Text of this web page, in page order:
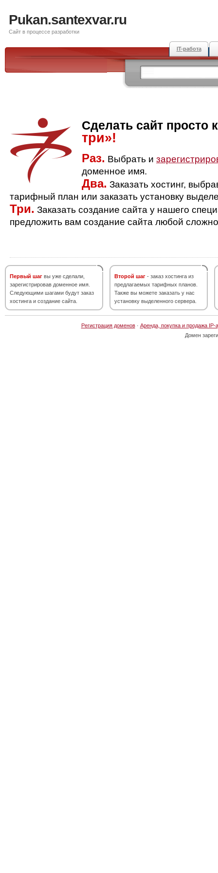
Pukan.santexvar.ru
Сайт в процессе разработки
IT-работа
Сделать сайт просто
три»!
Раз. Выбрать и
доменное имя.
Два. Заказать хостинг,
тарифный план или заказать установку
Три. Заказать создание сайта у нашего
предложить вам создание сайта любой
Первый шаг вы уже сделали,
зарегистрировав доменное имя.
Следующими шагами будут заказ
хостинга и создание сайта.
Второй шаг - заказ хостинга из
предлагаемых тарифных планов.
Также вы можете заказать у нас
установку выделенного сервера.
Регистрация доменов· Аренда, покупка и продажа IP-
Домен